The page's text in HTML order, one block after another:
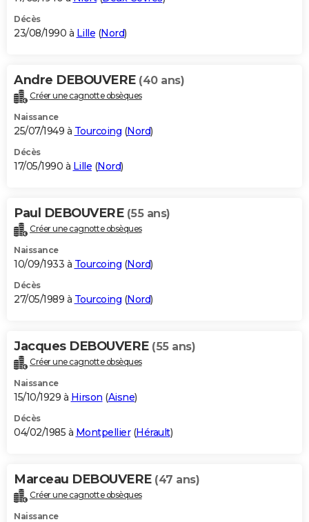
Décès
23/08/1990 à Lille (Nord)
Andre DEBOUVERE (40 ans)
Créer une cagnotte obsèques
Naissance
25/07/1949 à Tourcoing (Nord)
Décès
17/05/1990 à Lille (Nord)
Paul DEBOUVERE (55 ans)
Créer une cagnotte obsèques
Naissance
10/09/1933 à Tourcoing (Nord)
Décès
27/05/1989 à Tourcoing (Nord)
Jacques DEBOUVERE (55 ans)
Créer une cagnotte obsèques
Naissance
15/10/1929 à Hirson (Aisne)
Décès
04/02/1985 à Montpellier(Hérault)
Marceau DEBOUVERE (47 ans)
Créer une cagnotte obsèques
Naissance